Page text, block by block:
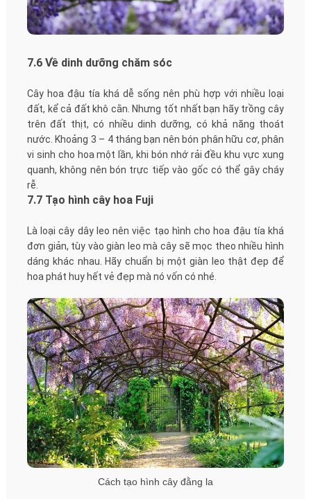
7.6 Về dinh dưỡng chăm sóc
Cây hoa đậu tía khá dễ sống nên phù hợp với nhiều loại
đất, kể cả đất khô cằn. Nhưng tốt nhất bạn hãy trồng cây
trên đất thịt, có nhiều dinh dưỡng, có khả năng thoát
nước. Khoảng 3 – 4 tháng bạn nên bón phân hữu cơ, phân
vi sinh cho hoa một lần, khi bón nhớ rải đều khu vực xung
quanh, không nên bón trực tiếp vào gốc có thể gây cháy
rễ.
7.7 Tạo hình cây hoa Fuji
Là loại cây dây leo nên việc tạo hình cho hoa đậu tía khá
đơn giản, tùy vào giàn leo mà cây sẽ mọc theo nhiều hình
dáng khác nhau. Hãy chuẩn bị một giàn leo thật đẹp để
hoa phát huy hết vẻ đẹp mà nó vốn có nhé.
Cách tạo hình cây đằng la